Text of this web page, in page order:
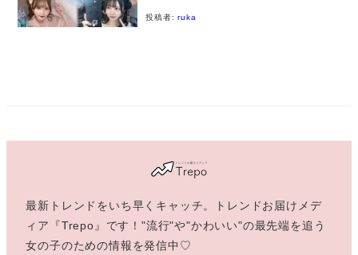
投稿者:ruka
最新トレンドをいち早くキャッチ。トレンドお届けメデ
ィア『Trepo』です！"流行"や"かわいい"の最先端を追う
女の子のための情報を発信中♡